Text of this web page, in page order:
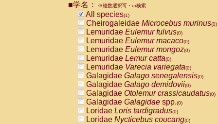
CebidaeCebus nigrivittatus
CebidaeCebus
CebidaeSaimiri boliviensis(0)
CebidaeSaimiri sciureus(0)
AtelidaeAlouatta caraya(0)
AtelidaeAlouatta fusca(0)
AtelidaeAlouatta seniculus
AtelidaeAlouattaspp.(0)
AtelidaeAteles belzebuth(0)
AtelidaeAteles geoffroyi(0)
AtelidaeAteles paniscus(0)
AtelidaeAtelesspp.(0)
Atelidae Lagothrix lagothricha
AtelidaeLagothrix lagothricha cana
■学名： ※複数選択可・or検索
All species(1)
Cheirogaleidae Microcebus murinus(0)
Lemuridae Eulemur fulvus(0)
Lemuridae Eulemur macaco(0)
Lemuridae Eulemur mongoz(0)
Lemuridae Lemur catta(0)
Lemuridae Varecia variegata(0)
Galagidae Galago senegalensis(0)
Galagidae Galago demidovii(0)
Galagidae Otolemur crassicaudatus(0)
Galagidae Galagidae spp.(0)
Loridae Loris tardigradus(0)
Loridae Nycticebus coucang(0)